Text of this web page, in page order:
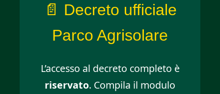
📄 Decreto ufficiale
Parco Agrisolare
L’accesso al decreto completo è
riservato. Compila il modulo